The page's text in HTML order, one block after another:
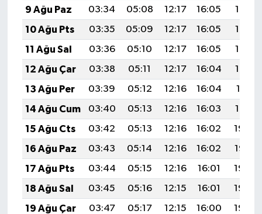
9 Ağu Paz
03:34 05:08 12:17 16:05
19:16
10 Ağu Pts
03:35 05:09 12:17 16:05
19:15
11 Ağu Sal
03:36 05:10 12:17 16:05
19:14
12 Ağu Çar
03:38 05:11 12:17 16:04
19:12
13 Ağu Per
03:39 05:12 12:16 16:04
19:11
14 Ağu Cum
03:40 05:13 12:16 16:03
19:10
15 Ağu Cts
03:42 05:13 12:16 16:02
19:09
16 Ağu Paz
03:43 05:14 12:16 16:02
19:07
17 Ağu Pts
03:44 05:15 12:16 16:01
19:06
18 Ağu Sal
03:45 05:16 12:15 16:01
19:05
19 Ağu Çar
03:47 05:17 12:15 16:00
19:03